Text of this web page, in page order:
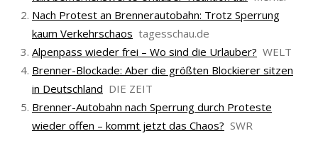
Nach Protest an Brennerautobahn: Trotz Sperrung
kaum Verkehrschaos tagesschau.de
Alpenpass wieder frei – Wo sind die Urlauber? WELT
Brenner-Blockade: Aber die größten Blockierer sitzen
in Deutschland DIE ZEIT
Brenner-Autobahn nach Sperrung durch Proteste
wieder offen – kommt jetzt das Chaos? SWR